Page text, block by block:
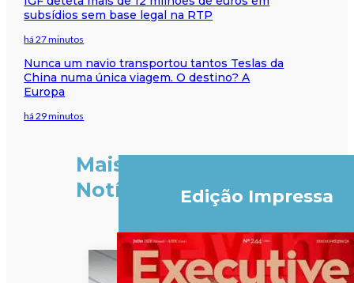
subsídios sem base legal na RTP
há 27 minutos
Nunca um navio transportou tantos Teslas da
China numa única viagem. O destino? A
Europa
há 29 minutos
Mais
Notícias
Edição Impressa